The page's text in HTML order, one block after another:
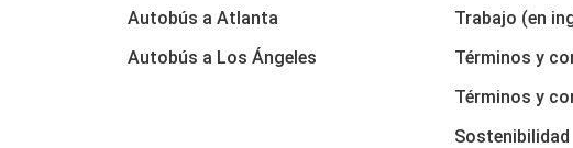
Autobús a Atlanta
Autobús a Los Ángeles
Trabajo (en
Términos y
Términos y
Sostenibilidad